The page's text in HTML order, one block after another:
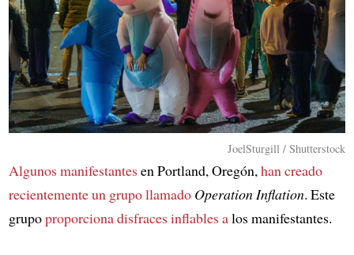
JoelSturgill / Shutterstock
Algunos manifestantesen Portland, Oregón,han creado
recientemente un grupo llamado Operation Inflation. Este
grupoproporciona disfraces inflables alos manifestantes.